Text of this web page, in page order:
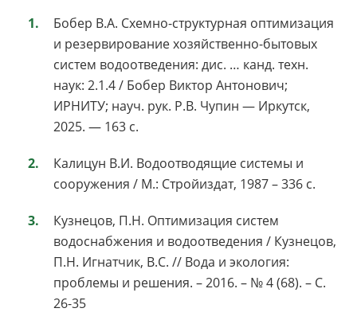
Бобер В.А. Схемно-структурная оптимизация
и резервирование хозяйственно-бытовых
систем водоотведения: дис. … канд. техн.
наук: 2.1.4 / Бобер Виктор Антонович;
ИРНИТУ; науч. рук. Р.В. Чупин — Иркутск,
2025. — 163 с.
Калицун В.И. Водоотводящие системы и
сооружения / М.: Стройиздат, 1987 – 336 с.
Кузнецов, П.Н. Оптимизация систем
водоснабжения и водоотведения / Кузнецов,
П.Н. Игнатчик, В.С. // Вода и экология:
проблемы и решения. – 2016. – № 4 (68). – С.
26-35